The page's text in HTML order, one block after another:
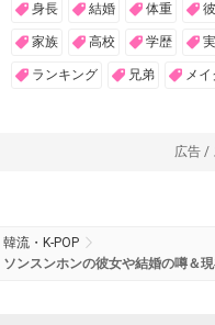
身長 結婚 体重
家族 高校 学歴
ランキング 兄弟 メイ
広告 /
韓流・K-POP
ソンスンホンの彼女や結婚の噂＆